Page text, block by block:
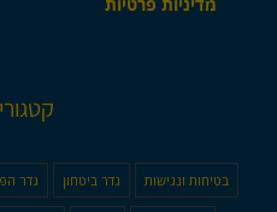
מדיניות פרטיות
בטיחות ונגישות גדר ביטחון גדר